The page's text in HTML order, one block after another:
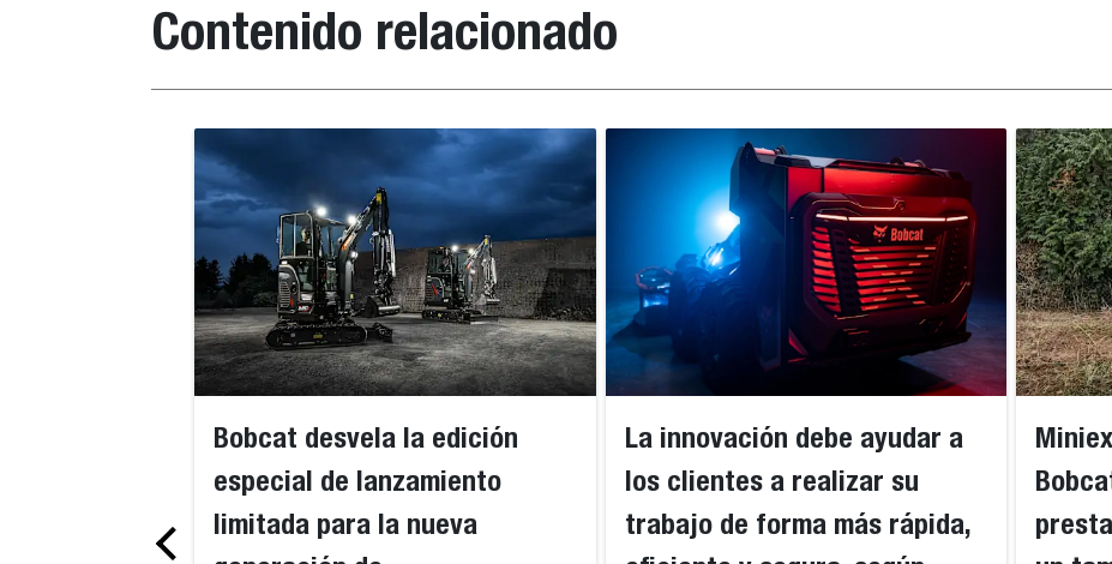
Contenido relacionado
Bobcat desvela la edición
especial de lanzamiento
limitada para la nueva
La innovación debe ayudar a
los clientes a realizar su
trabajo de forma más rápida,